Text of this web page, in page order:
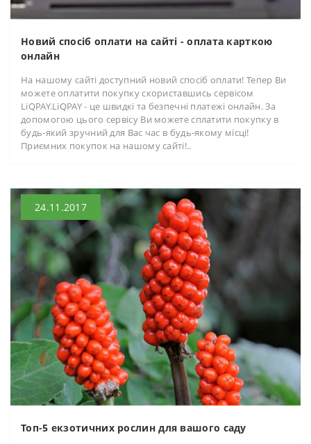
Новий спосіб оплати на сайті - оплата карткою
онлайн
На нашому сайті доступний новий спосіб оплати! Тепер Ви
можете оплатити покупку скориставшись сервісом
LiQPAY.LiQPAY - це швидкі та безпечні платежі онлайн. За
допомогою цього сервісу Ви можете сплатити покупку в
будь-який зручний для Вас час в будь-якому місці!
Приємних покупок на нашому сайті!..
24.11.2017
Топ-5 екзотичних рослин для вашого саду